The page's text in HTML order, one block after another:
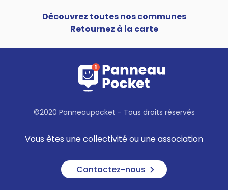
Découvrez toutes nos communes
Retournez à la carte
©2020 Panneaupocket - Tous droits réservés
Vous êtes une collectivité ou une association
Contactez-nous